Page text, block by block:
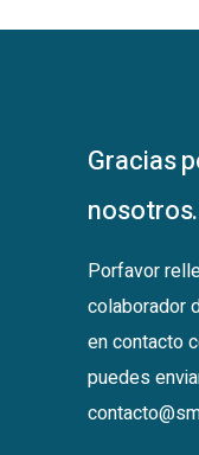
Gracias
nosotros.
Porfavor
colaborador
en contacto
puedes